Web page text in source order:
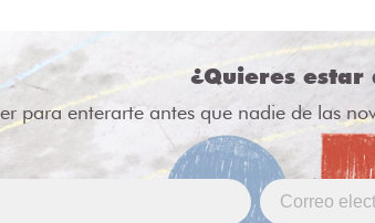
¿Quieres
para enterarte antes que nadie de las